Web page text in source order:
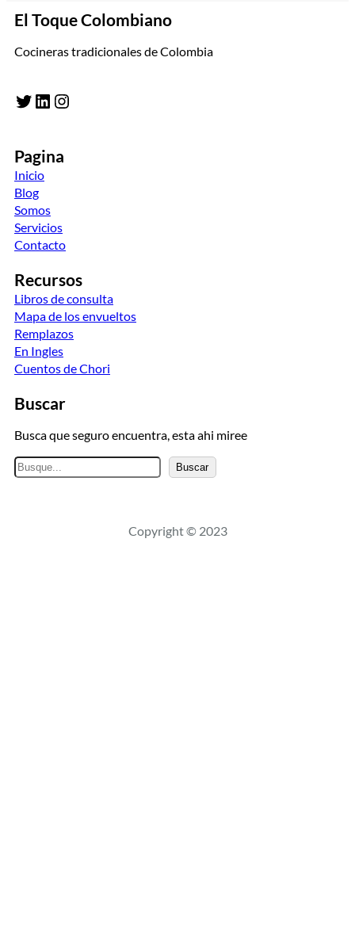
El Toque Colombiano
Cocineras tradicionales de Colombia
Twitter LinkedIn Instagram
Pagina
Inicio
Blog
Somos
Servicios
Contacto
Recursos
Libros de consulta
Mapa de los envueltos
Remplazos
En Ingles
Cuentos de Chori
Buscar
Busca que seguro encuentra, esta ahi miree
B
u
a
Buscar
Copyright © 2023